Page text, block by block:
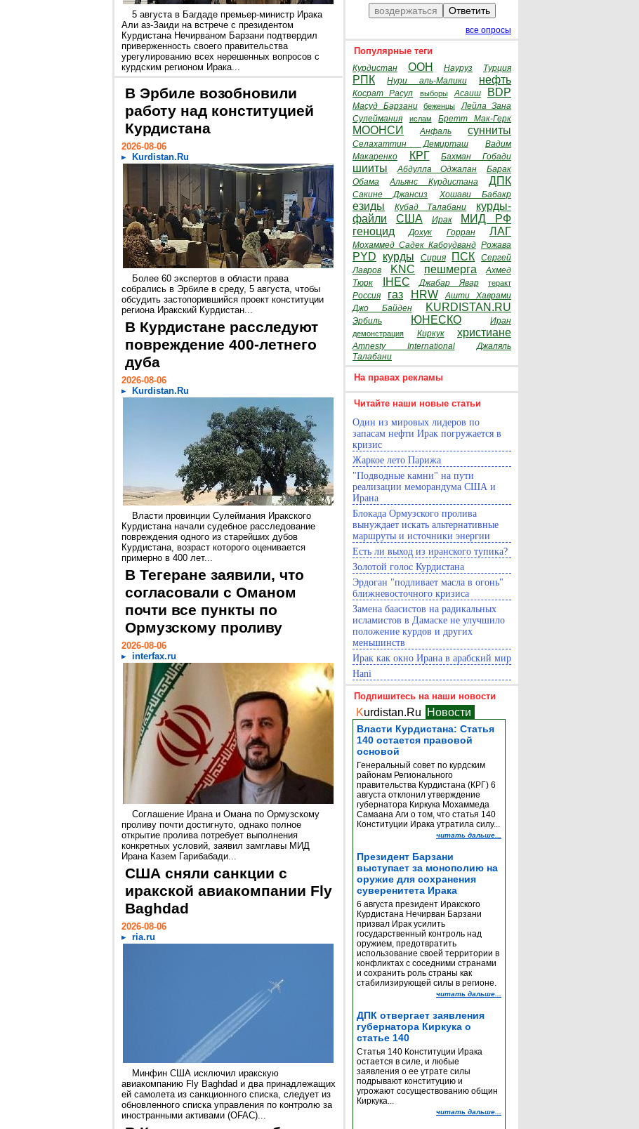
5 августа в Багдаде премьер-министр Ирака
Али аз-Заиди на встрече с президентом
Курдистана Нечирваном Барзани подтвердил
приверженность своего правительства
урегулированию всех нерешенных вопросов с
курдским регионом Ирака...
В Эрбиле возобновили
работу над конституцией
Курдистана
2026-08-06
Kurdistan.Ru
Более 60 экспертов в области права
собрались в Эрбиле в среду, 5 августа, чтобы
обсудить застопорившийся проект конституции
региона Иракский Курдистан...
В Курдистане расследуют
повреждение 400-летнего
дуба
2026-08-06
Kurdistan.Ru
Власти провинции Сулеймания Иракского
Курдистана начали судебное расследование
повреждения одного из старейших дубов
Курдистана, возраст которого оценивается
примерно в 400 лет...
В Тегеране заявили, что
согласовали с Оманом
почти все пункты по
Ормузскому проливу
2026-08-06
interfax.ru
Соглашение Ирана и Омана по Ормузскому
проливу почти достигнуто, однако полное
открытие пролива потребует выполнения
конкретных условий, заявил замглавы МИД
Ирана Казем Гарибабади...
США сняли санкции с
иракской авиакомпании Fly
Baghdad
2026-08-06
ria.ru
Минфин США исключил иракскую
авиакомпанию Fly Baghdad и два принадлежащих
ей самолета из санкционного списка, следует из
обновленного списка управления по контролю за
иностранными активами (OFAC)...
все опросы
Популярные теги
Курдистан ООН Науруз Турция
РПК Нури аль-Малики нефть
Косрат Расул выборы Асаиш BDP
Масуд Барзани беженцы
Лейла Зана
Сулеймания
ислам Бретт Мак-Герк
МООНСИ Анфаль сунниты
Селахаттин Демирташ
Вадим
Макаренко
КРГ Бахман Гобади
шииты Абдулла Оджалан
Барак
Обама
Альянс Курдистана ДПК
Сакине Джансиз Хошави Бабакр
езиды Кубад Талабани
курды-
файли
США Ирак
МИД РФ
геноцид
Дохук Горран ЛАГ
Мохаммед Садек Кабоудванд Рожава
PYD курды Сирия ПСК
Сергей
Лавров
KNC пешмерга
Ахмед
Тюрк
IHEC Джабар Явар теракт
Россия газ HRW
Ашти Хаврами
Джо Байден
KURDISTAN.RU
Эрбиль ЮНЕСКО Иран
демонстрация Киркук христиане
Amnesty International
Джаляль
Талабани
На правах рекламы
Читайте наши новые статьи
Один из мировых лидеров по
запасам нефти Ирак погружается в
кризис
Жаркое лето Парижа
"Подводные камни" на пути
реализации меморандума США и
Ирана
Блокада Ормузского пролива
вынуждает искать альтернативные
маршруты и источники энергии
Есть ли выход из иранского тупика?
Золотой голос Курдистана
Эрдоган "подливает масла в огонь"
ближневосточного кризиса
Замена баасистов на радикальных
исламистов в Дамаске не улучшило
положение курдов и других
меньшинств
Ирак как окно Ирана в арабский мир
Hani
Подпишитесь на наши новости
Kurdistan.Ru Новости
Власти Курдистана: Статья
140 остается правовой
основой
Генеральный совет по курдским
районам Регионального
правительства Курдистана (КРГ) 6
августа отклонил утверждение
губернатора Киркука Мохаммеда
Самаана Аги о том, что статья 140
Конституции Ирака утратила силу...
читать дальше...
Президент Барзани
выступает за монополию на
оружие для сохранения
суверенитета Ирака
6 августа президент Иракского
Курдистана Нечирван Барзани
призвал Ирак усилить
государственный контроль над
оружием, предотвратить
использование своей территории в
конфликтах с соседними странами
и сохранить роль страны как
стабилизирующей силы в регионе.
читать дальше...
ДПК отвергает заявления
губернатора Киркука о
статье 140
Статья 140 Конституции Ирака
остается в силе, и любые
заявления о ее утрате силы
подрывают конституцию и
угрожают сосуществованию общин
Киркука...
читать дальше...